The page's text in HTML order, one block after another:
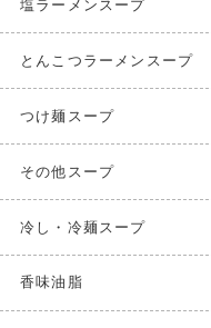
塩ラーメンスープ
とんこつラーメンスープ
つけ麺スープ
その他スープ
冷し・冷麺スープ
香味油脂